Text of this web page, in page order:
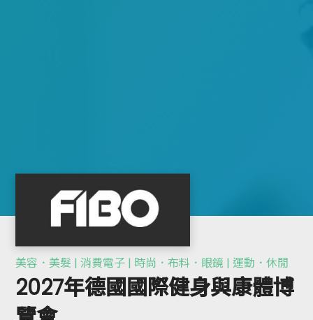
美容．美髮 | 消費電子 | 時尚．布料．眼鏡 | 運動．休閒
2027年德國國際健身與康體博